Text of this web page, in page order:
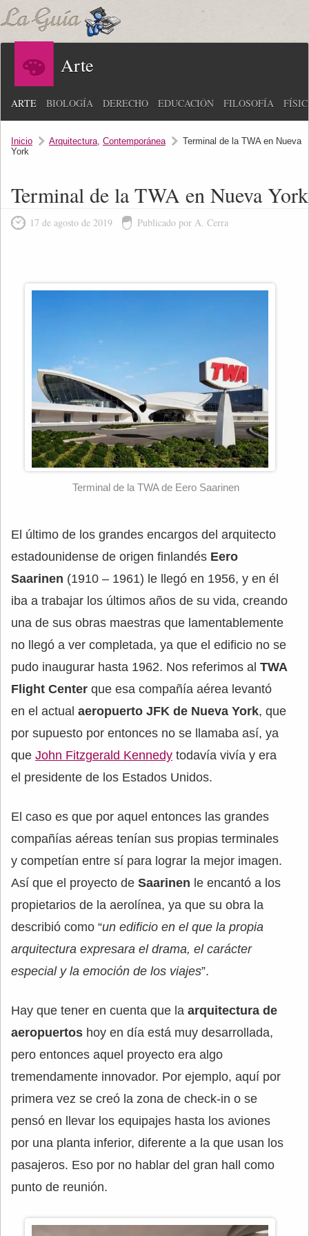
Arte
ARTE BIOLOGÍA DERECHO EDUCACIÓN FILOSOFÍA
Inicio Arquitectura, Contemporánea
Terminal de la TWA en Nueva
York
Terminal de la TWA en Nueva York
17 de agosto de 2019 Publicado por A. Cerra
Terminal de la TWA de Eero Saarinen
El último de los grandes encargos del arquitecto
estadounidense de origen finlandés Eero
Saarinen (1910 – 1961) le llegó en 1956, y en él
iba a trabajar los últimos años de su vida, creando
una de sus obras maestras que lamentablemente
no llegó a ver completada, ya que el edificio no se
pudo inaugurar hasta 1962. Nos referimos al TWA
Flight Center que esa compañía aérea levantó
en el actual aeropuerto JFK de Nueva York, que
por supuesto por entonces no se llamaba así, ya
que John Fitzgerald Kennedy todavía vivía y era
el presidente de los Estados Unidos.
El caso es que por aquel entonces las grandes
compañías aéreas tenían sus propias terminales
y competían entre sí para lograr la mejor imagen.
Así que el proyecto de Saarinen le encantó a los
propietarios de la aerolínea, ya que su obra la
describió como “un edificio en el que la propia
arquitectura expresara el drama, el carácter
especial y la emoción de los viajes”.
Hay que tener en cuenta que la arquitectura de
aeropuertos hoy en día está muy desarrollada,
pero entonces aquel proyecto era algo
tremendamente innovador. Por ejemplo, aquí por
primera vez se creó la zona de check-in o se
pensó en llevar los equipajes hasta los aviones
por una planta inferior, diferente a la que usan los
pasajeros. Eso por no hablar del gran hall como
punto de reunión.